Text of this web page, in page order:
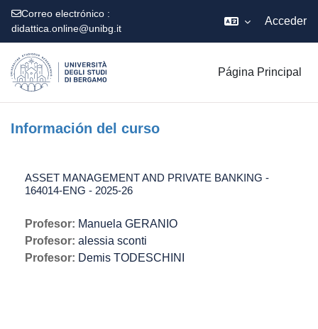
Correo electrónico :
didattica.online@unibg.it
Acceder
Página Principal
Información del curso
ASSET MANAGEMENT AND PRIVATE BANKING -
164014-ENG - 2025-26
Profesor: Manuela GERANIO
Profesor: alessia sconti
Profesor: Demis TODESCHINI